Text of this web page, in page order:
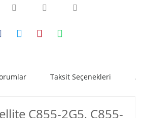
Taksit Seçenekleri
C855-2G5, C855-